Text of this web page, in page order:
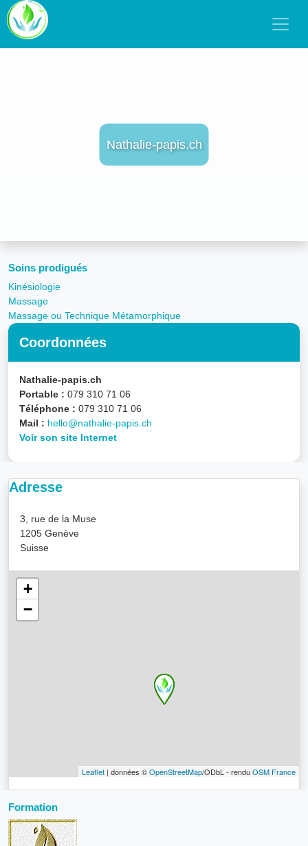
Nathalie-papis.ch
Soins prodigués
Kinésiologie
Massage
Massage ou Technique Métamorphique
Coordonnées
Nathalie-papis.ch
Portable : 079 310 71 06
Téléphone : 079 310 71 06
Mail : hello@nathalie-papis.ch
Voir son site Internet
Adresse
3, rue de la Muse
1205 Genève
Suisse
+
−
Leaflet | données ©OpenStreetMap/ODbL - renduOSM France
Formation